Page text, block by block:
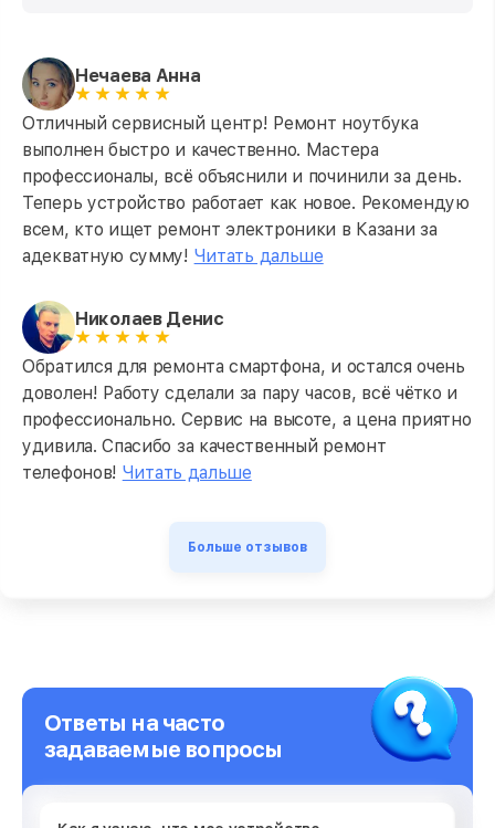
Нечаева Анна
Отличный сервисный центр! Ремонт ноутбука
выполнен быстро и качественно. Мастера
профессионалы, всё объяснили и починили за день.
Теперь устройство работает как новое. Рекомендую
всем, кто ищет ремонт электроники в Казани за
адекватную сумму! Читать дальше
Николаев Денис
Обратился для ремонта смартфона, и остался очень
доволен! Работу сделали за пару часов, всё чётко и
профессионально. Сервис на высоте, а цена приятно
удивила. Спасибо за качественный ремонт
телефонов! Читать дальше
Больше отзывов
Ответы на часто
задаваемые вопросы